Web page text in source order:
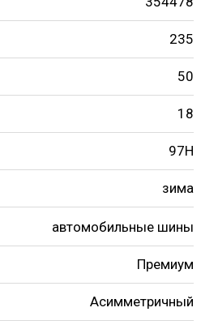
235
50
18
97H
зима
автомобильные шины
Премиум
Асимметричный